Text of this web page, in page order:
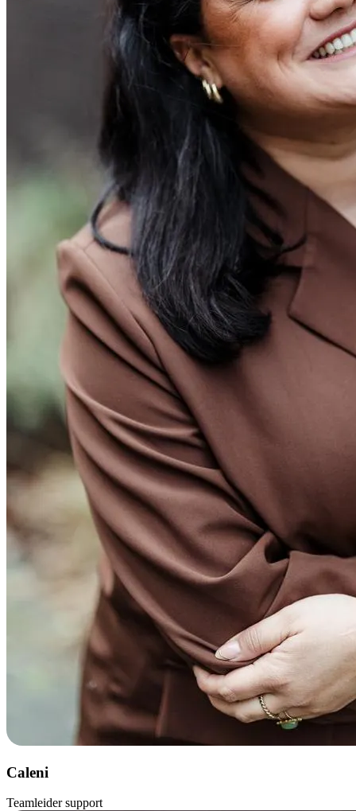
Caleni
Teamleider support